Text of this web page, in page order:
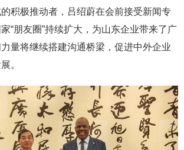
积极推动者，吕绍蔚在会前接受新闻专
“朋友圈”持续扩大，为山东企业带来了广
量将继续搭建沟通桥梁，促进中外企业
。